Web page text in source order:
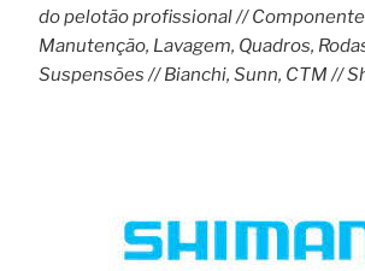
do pelotão profissional //
Manutenção, Lavagem, Quadros,
Suspensões // Bianchi, Sunn, CTM //